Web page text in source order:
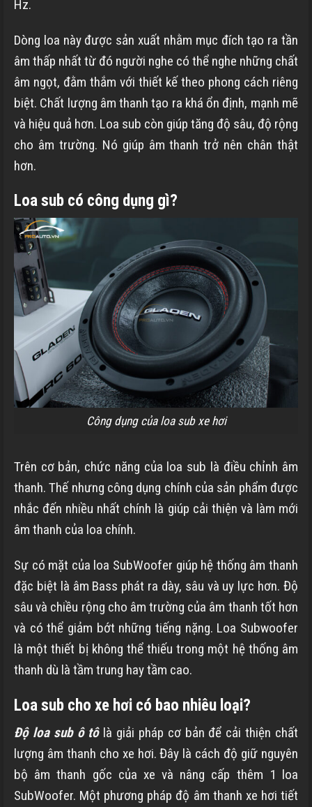
Hz.
Dòng loa này được sản xuất nhằm mục đích tạo ra tần
âm thấp nhất từ đó người nghe có thể nghe những chất
âm ngọt, đằm thắm với thiết kế theo phong cách riêng
biệt. Chất lượng âm thanh tạo ra khá ổn định, mạnh mẽ
và hiệu quả hơn. Loa sub còn giúp tăng độ sâu, độ rộng
cho âm trường. Nó giúp âm thanh trở nên chân thật
hơn.
Loa sub có công dụng gì?
Công dụng của loa sub xe hơi
Trên cơ bản, chức năng của loa sub là điều chỉnh âm
thanh. Thế nhưng công dụng chính của sản phẩm được
nhắc đến nhiều nhất chính là giúp cải thiện và làm mới
âm thanh của loa chính.
Sự có mặt của loa SubWoofer giúp hệ thống âm thanh
đặc biệt là âm Bass phát ra dày, sâu và uy lực hơn. Độ
sâu và chiều rộng cho âm trường của âm thanh tốt hơn
và có thể giảm bớt những tiếng nặng. Loa Subwoofer
là một thiết bị không thể thiếu trong một hệ thống âm
thanh dù là tầm trung hay tầm cao.
Loa sub cho xe hơi có bao nhiêu loại?
Độ loa sub ô tôlà giải pháp cơ bản để cải thiện chất
lượng âm thanh cho xe hơi. Đây là cách độ giữ nguyên
bộ âm thanh gốc của xe và nâng cấp thêm 1 loa
SubWoofer. Một phương pháp độ âm thanh xe hơi tiết